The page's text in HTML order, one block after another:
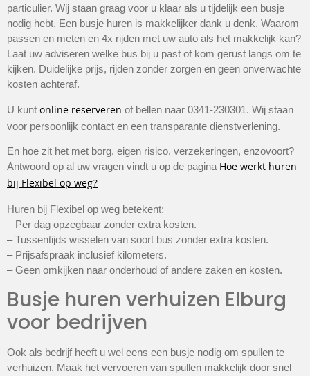
particulier. Wij staan graag voor u klaar als u tijdelijk een busje
nodig hebt. Een busje huren is makkelijker dank u denk. Waarom
passen en meten en 4x rijden met uw auto als het makkelijk kan?
Laat uw adviseren welke bus bij u past of kom gerust langs om te
kijken. Duidelijke prijs, rijden zonder zorgen en geen onverwachte
kosten achteraf.
U kunt online reserveren of bellen naar 0341-230301. Wij staan
voor persoonlijk contact en een transparante dienstverlening.
En hoe zit het met borg, eigen risico, verzekeringen, enzovoort?
Antwoord op al uw vragen vindt u op de pagina Hoe werkt huren
bij Flexibel op weg?
Huren bij Flexibel op weg betekent:
– Per dag opzegbaar zonder extra kosten.
– Tussentijds wisselen van soort bus zonder extra kosten.
– Prijsafspraak inclusief kilometers.
– Geen omkijken naar onderhoud of andere zaken en kosten.
Busje huren verhuizen Elburg
voor bedrijven
Ook als bedrijf heeft u wel eens een busje nodig om spullen te
verhuizen. Maak het vervoeren van spullen makkelijk door snel